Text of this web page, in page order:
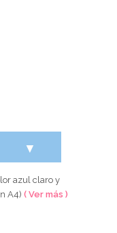
▼
azul claro y
A4)( Ver más )